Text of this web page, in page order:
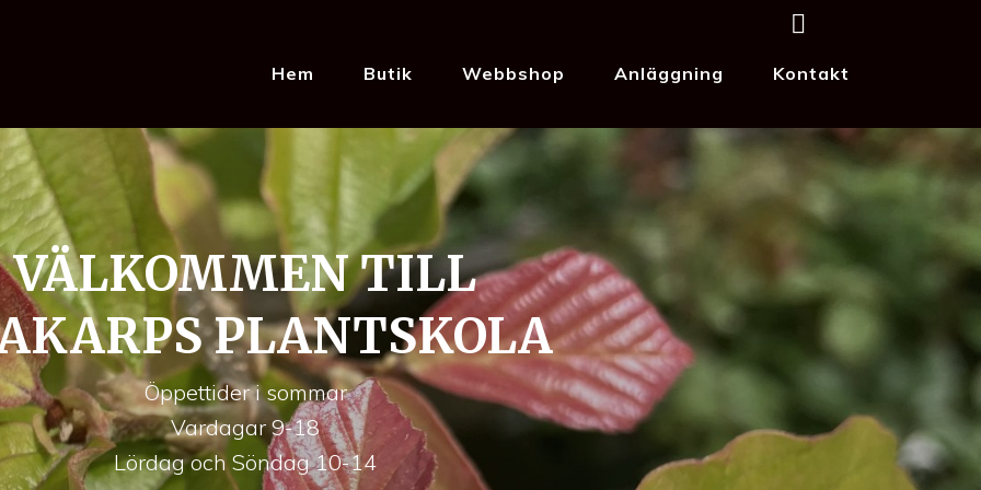
Hem Butik Webbshop Anläggning Kontakt
VÄLKOMMEN TILL
PLANTSKOLA
Öppettider i sommar
Vardagar 9-18
Lördag och Söndag 10-14